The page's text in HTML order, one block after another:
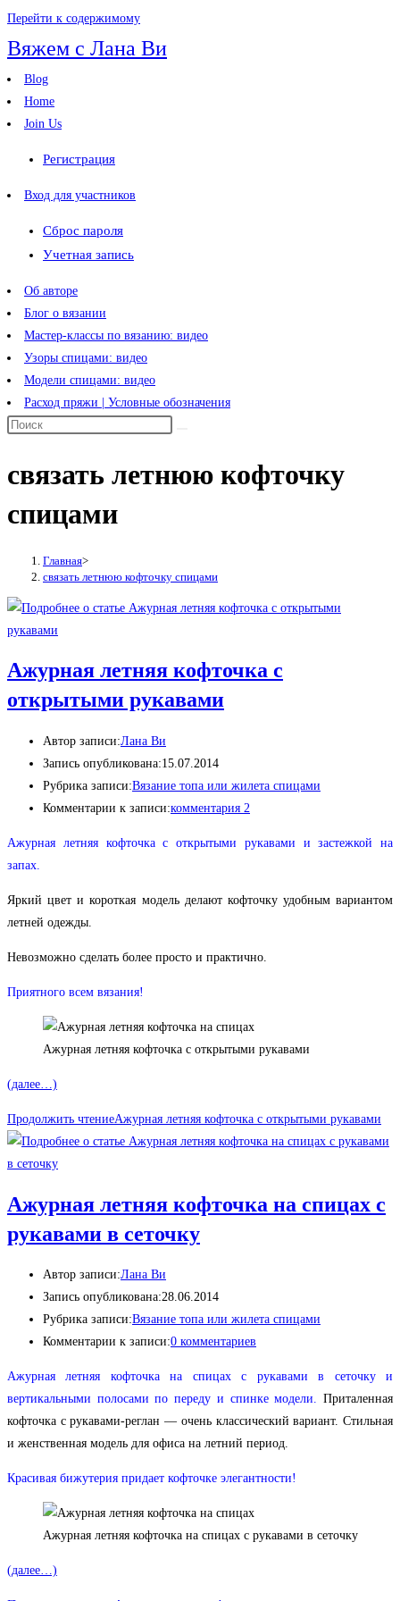
Перейти к содержимому
Вяжем с Лана Ви
Blog
Home
Join Us
Регистрация
Вход для участников
Сброс пароля
Учетная запись
Об авторе
Блог о вязании
Мастер-классы по вязанию: видео
Узоры спицами: видео
Модели спицами: видео
Расход пряжи | Условные обозначения
связать летнюю кофточку
спицами
Главная>
связать летнюю кофточку спицами
Ажурная летняя кофточка с
открытыми рукавами
Автор записи:Лана Ви
Запись опубликована:15.07.2014
Рубрика записи:Вязание топа или жилета спицами
Комментарии к записи:комментария 2
Ажурная летняя кофточка с открытыми рукавами и застежкой на
запах.
Яркий цвет и короткая модель делают кофточку удобным вариантом
летней одежды.
Невозможно сделать более просто и практично.
Приятного всем вязания!
Ажурная летняя кофточка с открытыми рукавами
(далее…)
Продолжить чтениеАжурная летняя кофточка с открытыми рукавами
Ажурная летняя кофточка на спицах с
рукавами в сеточку
Автор записи:Лана Ви
Запись опубликована:28.06.2014
Рубрика записи:Вязание топа или жилета спицами
Комментарии к записи:0 комментариев
Ажурная летняя кофточка на спицах с рукавами в сеточку и
вертикальными полосами по переду и спинке модели. Приталенная
кофточка с рукавами-реглан — очень классический вариант. Стильная
и женственная модель для офиса на летний период.
Красивая бижутерия придает кофточке элегантности!
Ажурная летняя кофточка на спицах с рукавами в сеточку
(далее…)